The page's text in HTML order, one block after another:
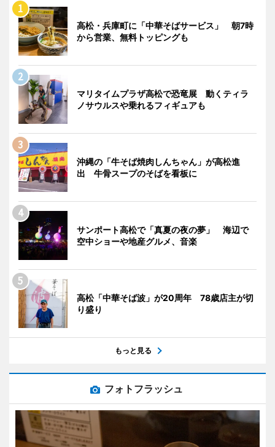
高松・兵庫町に「中華そばサービス」 朝7時
から営業、無料トッピングも
マリタイムプラザ高松で恐竜展 動くティラ
ノサウルスや乗れるフィギュアも
沖縄の「牛そば焼肉しんちゃん」が高松進
出 牛骨スープのそばを看板に
サンポート高松で「真夏の夜の夢」 海辺で
空中ショーや地産グルメ、音楽
高松「中華そば波」が20周年 78歳店主が切
り盛り
もっと見る
フォトフラッシュ